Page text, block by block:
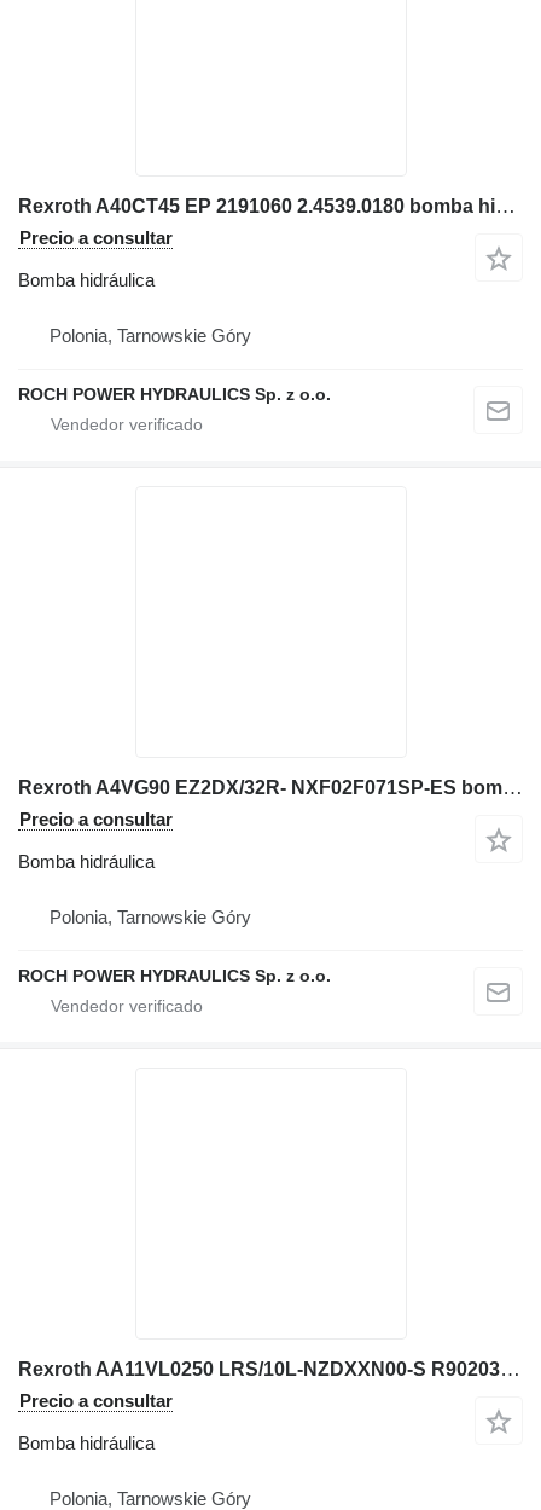
Rexroth A40CT45 EP 2191060 2.4539.0180 bomba hidráulica para Deutz excavadora
Precio a consultar
Bomba hidráulica
Polonia, Tarnowskie Góry
ROCH POWER HYDRAULICS Sp. z o.o.
Rexroth A4VG90 EZ2DX/32R- NXF02F071SP-ES bomba hidráulica para excavadora
Precio a consultar
Bomba hidráulica
Polonia, Tarnowskie Góry
ROCH POWER HYDRAULICS Sp. z o.o.
Rexroth AA11VL0250 LRS/10L-NZDXXN00-S R90203 bomba hidráulica para excavadora
Precio a consultar
Bomba hidráulica
Polonia, Tarnowskie Góry